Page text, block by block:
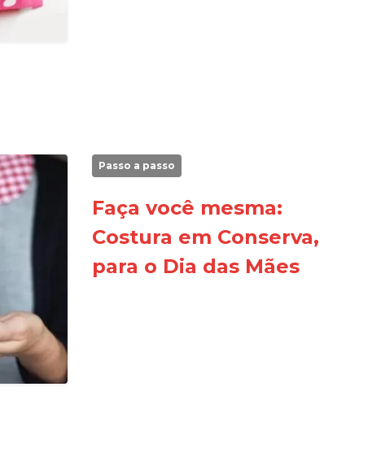
Passo a passo
Faça você mesma:
Costura em Conserva,
para o Dia das Mães